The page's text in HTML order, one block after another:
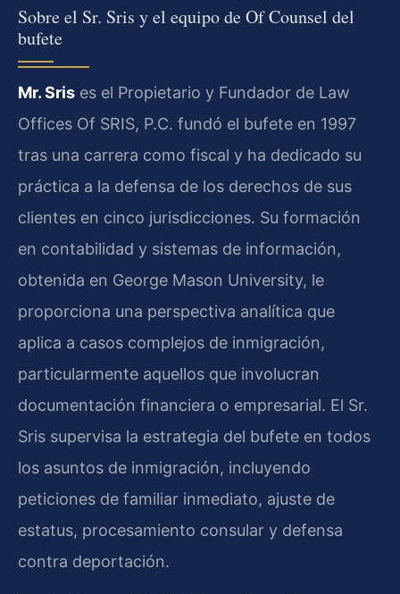
Sobre el Sr. Sris y el equipo de Of Counsel del
bufete
Mr. Sris es el Propietario y Fundador de Law
Offices Of SRIS, P.C. fundó el bufete en 1997
tras una carrera como fiscal y ha dedicado su
práctica a la defensa de los derechos de sus
clientes en cinco jurisdicciones. Su formación
en contabilidad y sistemas de información,
obtenida en George Mason University, le
proporciona una perspectiva analítica que
aplica a casos complejos de inmigración,
particularmente aquellos que involucran
documentación financiera o empresarial. El Sr.
Sris supervisa la estrategia del bufete en todos
los asuntos de inmigración, incluyendo
peticiones de familiar inmediato, ajuste de
estatus, procesamiento consular y defensa
contra deportación.